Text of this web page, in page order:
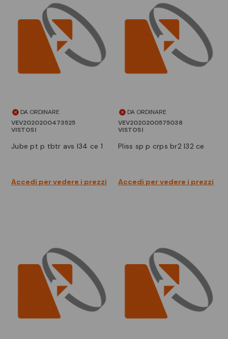
DA ORDINARE
VEV2020200473525
VISTOSI
jube pt p tbtr avs l34 ce 1
Accedi per vedere i prezzi
DA ORDINARE
VEV2020200575038
VISTOSI
pliss sp p crps br2 l32 ce
Accedi per vedere i prezzi